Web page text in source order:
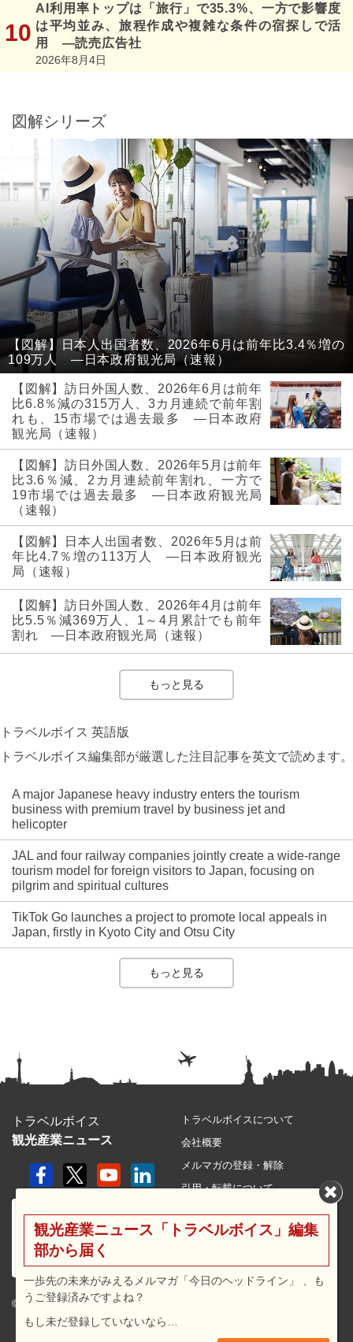
AI利用率トップは「旅行」で35.3%、一方で影響度
は平均並み、旅程作成や複雑な条件の宿探しで活
用 ―読売広告社
2026年8月4日
図解シリーズ
【図解】日本人出国者数、2026年6月は前年比3.4％増の
109万人 ―日本政府観光局（速報）
【図解】訪日外国人数、2026年6月は前年
比6.8％減の315万人、3カ月連続で前年割
れも、15市場では過去最多 ―日本政府
観光局（速報）
【図解】訪日外国人数、2026年5月は前年
比3.6％減、2カ月連続前年割れ、一方で
19市場では過去最多 ―日本政府観光局
（速報）
【図解】日本人出国者数、2026年5月は前
年比4.7％増の113万人 ―日本政府観光
局（速報）
【図解】訪日外国人数、2026年4月は前年
比5.5％減369万人、1～4月累計でも前年
割れ ―日本政府観光局（速報）
もっと見る
トラベルボイス 英語版
トラベルボイス編集部が厳選した注目記事を英文で読めます。
A major Japanese heavy industry enters the tourism
business with premium travel by business jet and
helicopter
JAL and four railway companies jointly create a wide-range
tourism model for foreign visitors to Japan, focusing on
pilgrim and spiritual cultures
TikTok Go launches a project to promote local appeals in
Japan, firstly in Kyoto City and Otsu City
もっと見る
トラベルボイス
観光産業ニュース
© 2026 travel voice.
トラベルボイスについて
会社概要
メルマガの登録・解除
引用・転載について
利用規約
広告メニュー・料金
観光産業ニュース「トラベルボイス」編集
部から届く
一歩先の未来がみえるメルマガ「今日のヘッドライン」 、も
うご登録済みですよね？
もし未だ登録していないなら…